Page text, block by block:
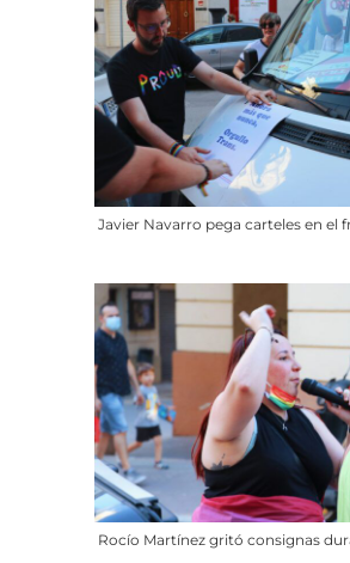
Javier Navarro pega carteles en el
Rocío Martínez gritó consignas